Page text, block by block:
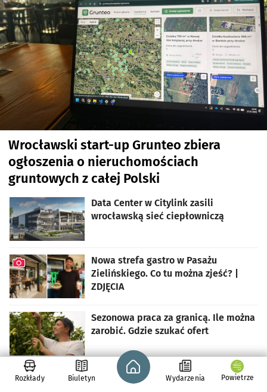
Wrocławski start-up Grunteo zbiera
ogłoszenia o nieruchomościach
gruntowych z całej Polski
Data Center w Citylink zasili
wrocławską sieć ciepłowniczą
Nowa strefa gastro w Pasażu
Zielińskiego. Co tu można zjeść? |
ZDJĘCIA
Sezonowa praca za granicą. Ile można
zarobić. Gdzie szukać ofert
Globalna spółka otwiera biuro przy
Rozkłady Biuletyn
Strona główna - wroclaw.pl
Wydarzenia Powietrze